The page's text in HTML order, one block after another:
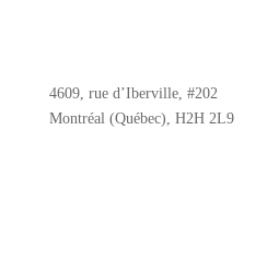
4609, rue d’Iberville, #202
Montréal (Québec), H2H 2L9